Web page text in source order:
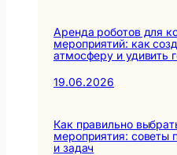
Аренда роботов для
мероприятий: как
атмосферу и удивить
19.06.2026
Как правильно
мероприятия: советы
и задач